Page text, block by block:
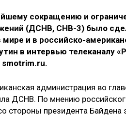
сокращению и
(ДСНВ, СНВ-3) было
мире и в российско-
в интервью телеканалу
smotrim.ru.
администрация во
ДСНВ. По мнению
стороны президента Байдена